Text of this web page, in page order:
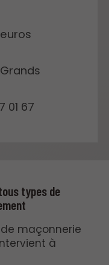
01 67
types de
maçonnerie
à